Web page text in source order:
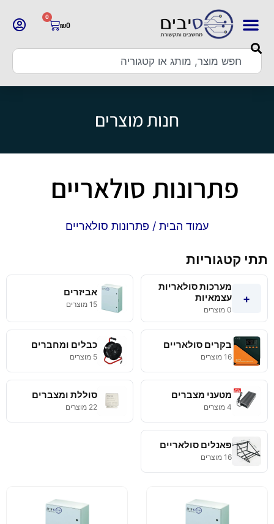
₪0
0
חנות מוצרים
פתרונות סולאריים
עמוד הבית / פתרונות סולאריים
תתי קטגוריות
+
מערכות סולאריות
עצמאיות
0 מוצרים
אביזרים
15 מוצרים
בקרים סולאריים
16 מוצרים
כבלים ומחברים
5 מוצרים
מטעני מצברים
4 מוצרים
סוללת ומצברים
22 מוצרים
פאנלים סולאריים
16 מוצרים